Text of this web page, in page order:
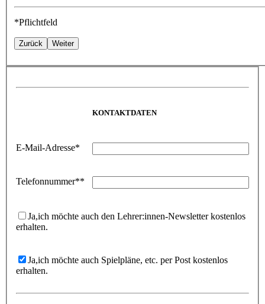
*Pflichtfeld
Zurück Weiter
KONTAKTDATEN
E-Mail-Adresse*
Telefonnummer**
Ja,ich möchte auch den Lehrer:innen-Newsletter kostenlos
erhalten.
Ja,ich möchte auch Spielpläne, etc. per Post kostenlos
erhalten.